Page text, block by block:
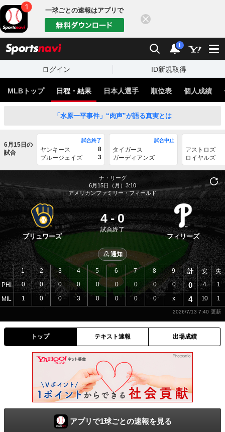
一球ごとの速報はアプリで
検索 通知
i
ログイン ID新規取得
MLBトップ 日程・結果 日本人選手 順位表 個人成績
「水原一平事件」“肉声”が語る真実とは
6月15日の
試合
試合終了
ヤンキース
8
ブルージェイズ
3
試合中止
タイガース
ガーディアンズ
アストロズ
ロイヤルズ
ナ・リーグ
6月15日（月）3:10
アメリカンファミリー・フィールド
ブリュワーズ
4 - 0
試合終了
フィリーズ
通知
PHI
MIL
1 2 3 4 5 6 7 8
9
0
0 0 0 0 0 0 0
0
1
0 0 3 0 0 0 0 x
計 安 失
0 4 1
4 10 1
2026/7/13 7:40
トップ テキスト速報 出場成績
アプリで1球ごとの速報を見る